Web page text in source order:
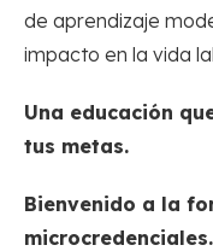
de aprendizaje
impacto en la vida
Una educación
tus metas.
Bienvenido a la